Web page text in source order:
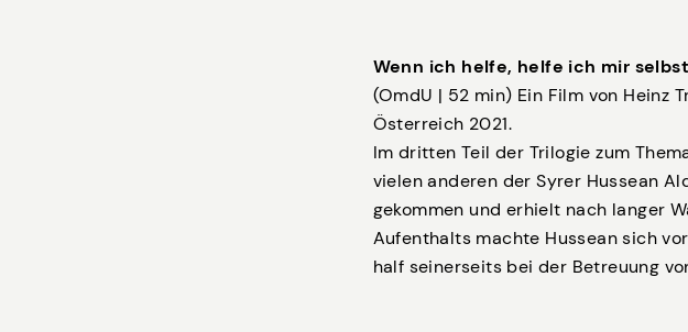
Wenn ich helfe, helfe ich mir selbst
(OmdU | 52 min) Ein Film von Heinz
Österreich 2021.
Im dritten Teil der Trilogie zum
vielen anderen der Syrer Hussean
gekommen und erhielt nach langer
Aufenthalts machte Hussean sich
half seinerseits bei der Betreuung